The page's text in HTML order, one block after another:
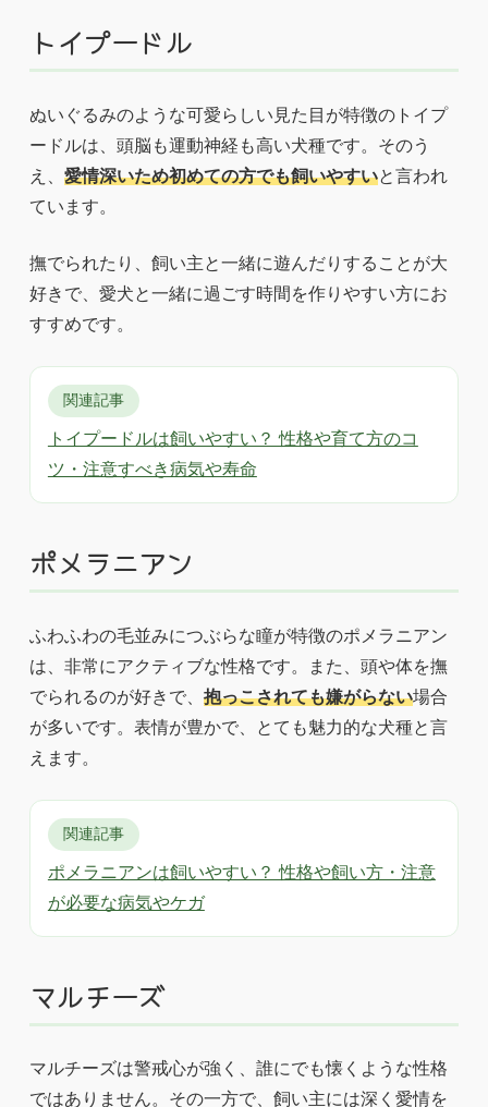
トイプードル
ぬいぐるみのような可愛らしい見た目が特徴のトイプ
ードルは、頭脳も運動神経も高い犬種です。そのう
え、 愛情深いため初めての方でも飼いやすいと言われ
ています。
撫でられたり、飼い主と一緒に遊んだりすることが大
好きで、愛犬と一緒に過ごす時間を作りやすい方にお
すすめです。
関連記事
トイプードルは飼いやすい？ 性格や育て方のコ
ツ・注意すべき病気や寿命
ポメラニアン
ふわふわの毛並みにつぶらな瞳が特徴のポメラニアン
は、非常にアクティブな性格です。また、頭や体を撫
でられるのが好きで、 抱っこされても嫌がらない場合
が多いです。表情が豊かで、とても魅力的な犬種と言
えます。
関連記事
ポメラニアンは飼いやすい？ 性格や飼い方・注意
が必要な病気やケガ
マルチーズ
マルチーズは警戒心が強く、誰にでも懐くような性格
ではありません。その一方で、飼い主には深く愛情を